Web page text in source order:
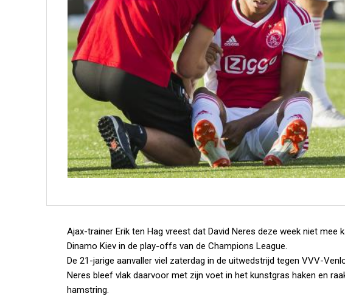
Ajax-trainer Erik ten Hag vreest dat David Neres deze week niet mee
Dinamo Kiev in de play-offs van de Champions League.
De 21-jarige aanvaller viel zaterdag in de uitwedstrijd tegen VVV-
Neres bleef vlak daarvoor met zijn voet in het kunstgras haken en
hamstring.